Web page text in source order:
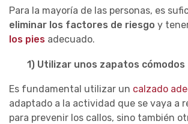
Para la mayoría de las personas, es
eliminar los factores de riesgo y
los pies adecuado.
1) Utilizar unos zapatos cómodos
Es fundamental utilizar un calzado
adaptado a la actividad que se vaya a
para prevenir los callos, sino también